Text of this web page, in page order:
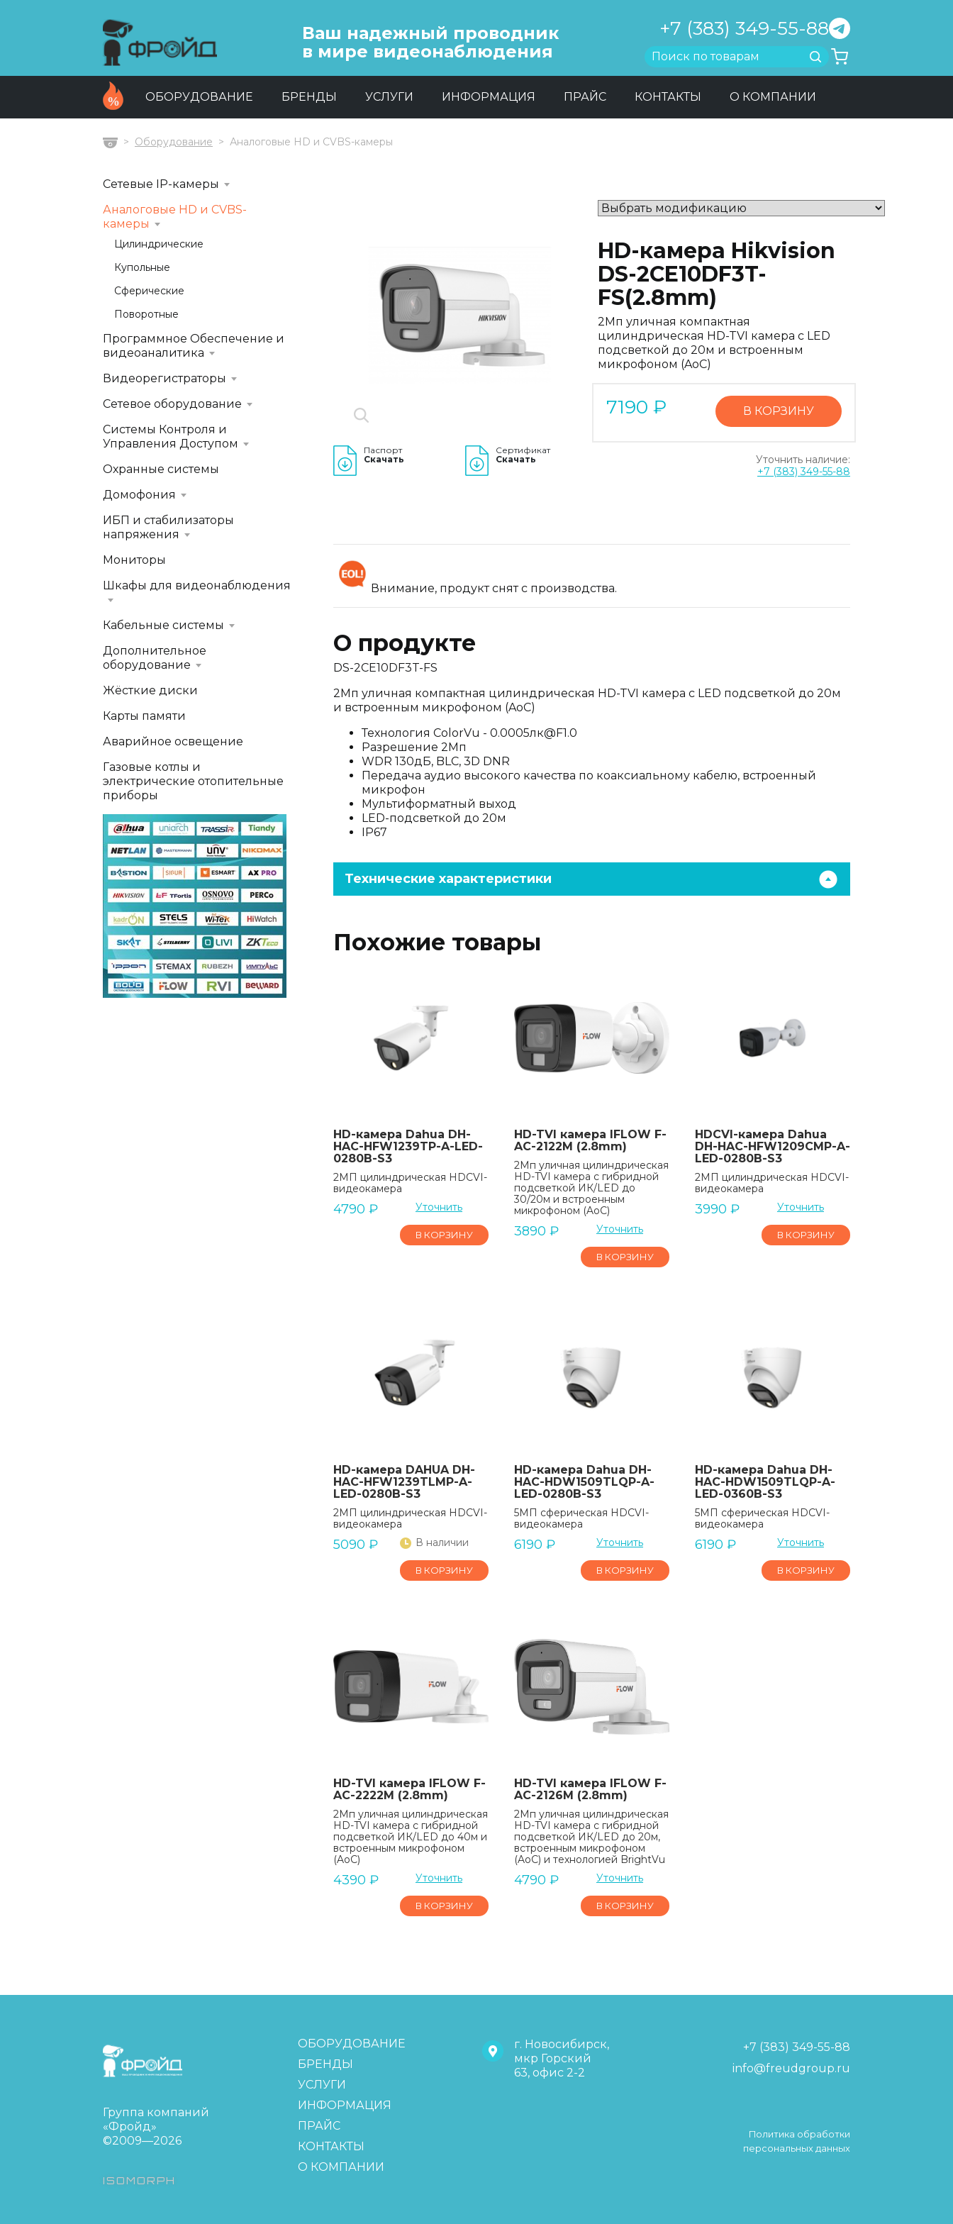
Ваш надежный проводник
в мире видеонаблюдения
+7 (383) 349-55-88
Найти
ОБОРУДОВАНИЕ БРЕНДЫ УСЛУГИ ИНФОРМАЦИЯ ПРАЙС КОНТАКТЫ О КОМПАНИИ
ГлавнаяОборудование Аналоговые HD и CVBS-камеры
Паспорт
Скачать
Сертификат
Скачать
HD-камера Hikvision
DS-2CE10DF3T-
FS(2.8mm)
2Мп уличная компактная
цилиндрическая HD-TVI камера с LED
подсветкой до 20м и встроенным
микрофоном (AoC)
7190 ₽ В КОРЗИНУ
Уточнить наличие:
+7 (383) 349-55-88
Внимание, продукт снят с производства.
О продукте
DS-2CE10DF3T-FS
2Мп уличная компактная цилиндрическая HD-TVI камера с LED подсветкой до 20м
и встроенным микрофоном (AoC)
Технология ColorVu - 0.0005лк@F1.0
Разрешение 2Мп
WDR 130дБ, BLC, 3D DNR
Передача аудио высокого качества по коаксиальному кабелю, встроенный
микрофон
Мультиформатный выход
LED-подсветкой до 20м
IP67
Технические характеристики
Похожие товары
HD-камера Dahua DH-
HAC-HFW1239TP-A-LED-
0280B-S3
2МП цилиндрическая HDCVI-
видеокамера
4790 ₽ Уточнить
В КОРЗИНУ
HD-TVI камера IFLOW F-
AC-2122M (2.8mm)
2Мп уличная цилиндрическая
HD-TVI камера с гибридной
подсветкой ИК/LED до
30/20м и встроенным
микрофоном (AoC)
3890 ₽ Уточнить
В КОРЗИНУ
HDCVI-камера Dahua
DH-HAC-HFW1209CMP-A-
LED-0280B-S3
2МП цилиндрическая HDCVI-
видеокамера
3990 ₽ Уточнить
В КОРЗИНУ
HD-камера DAHUA DH-
HAC-HFW1239TLMP-A-
LED-0280B-S3
2МП цилиндрическая HDCVI-
видеокамера
5090 ₽ В наличии
В КОРЗИНУ
HD-камера Dahua DH-
HAC-HDW1509TLQP-A-
LED-0280B-S3
5МП сферическая HDCVI-
видеокамера
6190 ₽ Уточнить
В КОРЗИНУ
HD-камера Dahua DH-
HAC-HDW1509TLQP-A-
LED-0360B-S3
5МП сферическая HDCVI-
видеокамера
6190 ₽ Уточнить
В КОРЗИНУ
HD-TVI камера IFLOW F-
AC-2222M (2.8mm)
2Мп уличная цилиндрическая
HD-TVI камера с гибридной
подсветкой ИК/LED до 40м и
встроенным микрофоном
(AoC)
4390 ₽ Уточнить
В КОРЗИНУ
HD-TVI камера IFLOW F-
AC-2126M (2.8mm)
2Мп уличная цилиндрическая
HD-TVI камера с гибридной
подсветкой ИК/LED до 20м,
встроенным микрофоном
(AoC) и технологией BrightVu
4790 ₽ Уточнить
В КОРЗИНУ
Сетевые IP-камеры
Аналоговые HD и CVBS-
камеры
Цилиндрические
Купольные
Сферические
Поворотные
Программное Обеспечение и
видеоаналитика
Видеорегистраторы
Сетевое оборудование
Системы Контроля и
Управления Доступом
Охранные системы
Домофония
ИБП и стабилизаторы
напряжения
Мониторы
Шкафы для видеонаблюдения
Кабельные системы
Дополнительное
оборудование
Жёсткие диски
Карты памяти
Аварийное освещение
Газовые котлы и
электрические отопительные
приборы
FreudGroup
Группа компаний
«Фройд»
©2009—2026
ISOMORPH
ОБОРУДОВАНИЕ
БРЕНДЫ
УСЛУГИ
ИНФОРМАЦИЯ
ПРАЙС
КОНТАКТЫ
О КОМПАНИИ
г. Новосибирск,
мкр Горский
63, офис 2-2
+7 (383) 349-55-88
info@freudgroup.ru
Политика обработки
персональных данных